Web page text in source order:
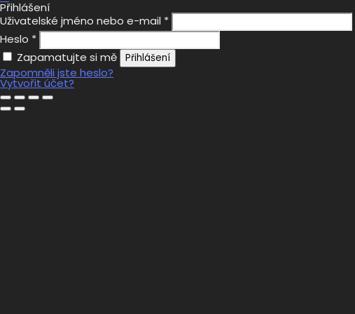
Přihlášení
Uživatelské jméno nebo e-mail *
Heslo *
Zapamatujte si mě
Přihlášení
Zapomněli jste heslo?
Vytvořit účet?